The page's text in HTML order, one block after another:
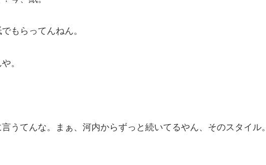
もらってんねん。
。
言うてんな。まぁ、河内からずっと続いてるやん、そのスタイル。